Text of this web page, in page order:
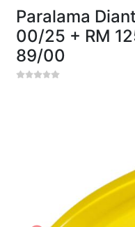
Paralama
00/25 + RM
89/00